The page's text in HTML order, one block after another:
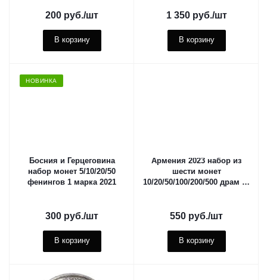
200 руб./шт
В корзину
1 350руб./шт
В корзину
НОВИНКА
Босния и Герцеговина
набор монет 5/10/20/50
фенингов 1 марка 2021
300 руб./шт
В корзину
Армения 2023 набор из
шести монет
10/20/50/100/200/500 драм 30
550 руб./шт
В корзину